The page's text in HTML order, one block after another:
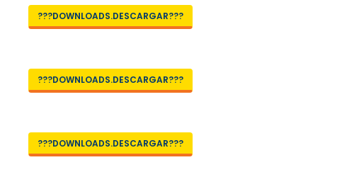
???DOWNLOADS.DESCARGAR???
???DOWNLOADS.DESCARGAR???
???DOWNLOADS.DESCARGAR???